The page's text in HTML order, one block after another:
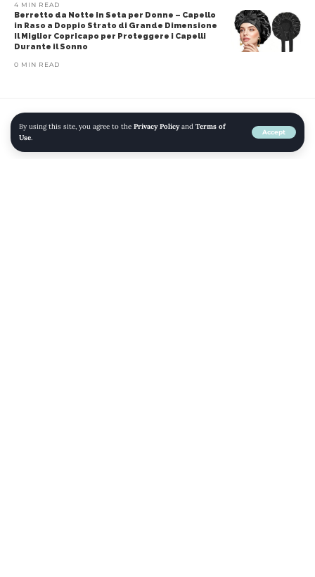
By using this site, you agree to the Privacy Policyand Terms of
Use.
Accept
4 MIN READ
Berretto da Notte in Seta per Donne – Capello
in Raso a Doppio Strato di Grande Dimensione
Il Miglior Copricapo per Proteggere i Capelli
Durante il Sonno
0 MIN READ
Home» Blog »Chicco Sneaker con Luci e Strappo: Scarpe Ideali per
Bambine e Ragazze